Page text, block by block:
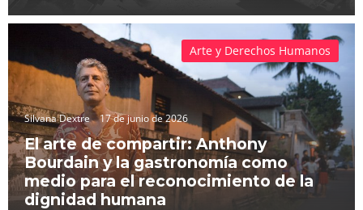
Silvana Dextre 17 de junio de 2026
El arte de compartir: Anthony
Bourdain y la gastronomía como
medio para el reconocimiento de la
dignidad humana
Arte y Derechos Humanos